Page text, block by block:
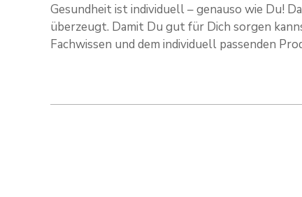
Gesundheit ist individuell – genauso wie Du!
überzeugt. Damit Du gut für Dich sorgen
Fachwissen und dem individuell passenden